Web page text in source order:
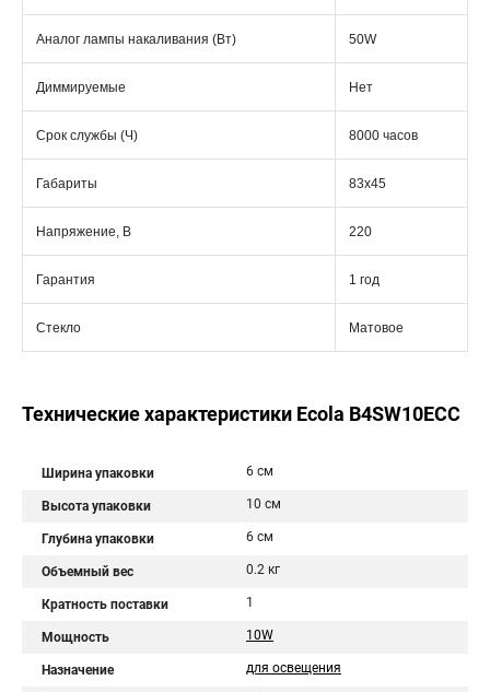
Аналог лампы накаливания (Вт) 50W
Диммируемые Нет
Срок службы (Ч) 8000 часов
Габариты 83x45
Напряжение, В 220
Гарантия 1 год
Стекло Матовое
Технические характеристики Ecola B4SW10ECC
Ширина упаковки 6 см
Высота упаковки 10 см
Глубина упаковки 6 см
Объемный вес 0.2 кг
Кратность поставки 1
Мощность 10W
Назначение для освещения